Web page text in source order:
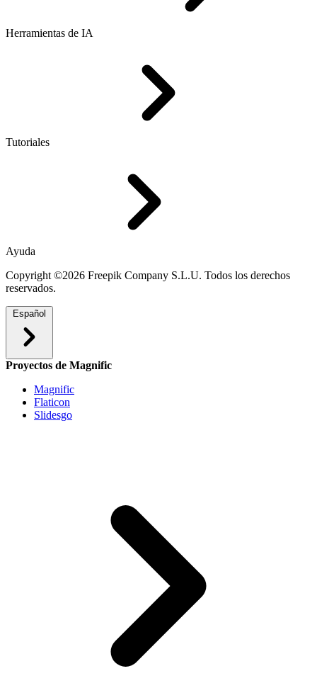
Herramientas de IA
Tutoriales
Ayuda
Copyright ©2026 Freepik Company S.L.U. Todos los derechos
reservados.
Español
Proyectos de Magnific
Magnific
Flaticon
Slidesgo